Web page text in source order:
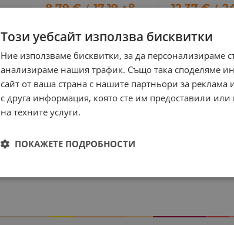
8.79 € / 17.19 лв. 12.37 € /
Този уебсайт използва бисквитки
Ние използваме бисквитки, за да персонализираме
анализираме нашия трафик. Също така споделяме
сайт от ваша страна с нашите партньори за
с друга информация, която сте им предоставили
на техните услуги.
ПОКАЖЕТЕ ПОДРОБНОСТИ